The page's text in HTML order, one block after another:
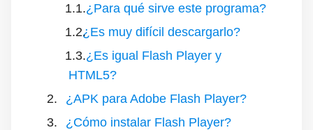
¿Para qué sirve este programa?
¿Es muy difícil descargarlo?
¿Es igual Flash Player y
HTML5?
¿APK para Adobe Flash Player?
¿Cómo instalar Flash Player?